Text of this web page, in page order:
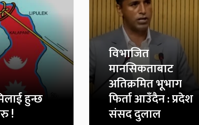
हुन्छ
!
विभाजित
मानसिकताबाट
अतिक्रमित भूभाग
फिर्ता आउँदैन : प्रदेश
संसद दुलाल